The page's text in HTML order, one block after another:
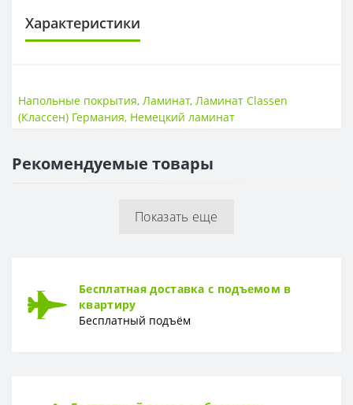
Характеристики
Класс износостойкости
НАЛИЧИЕ ФАСКИ
Напольные покрытия, Ламинат, Ламинат Classen
(Классен) Германия, Немецкий ламинат
Рекомендуемые товары
Показать еще
Бесплатная доставка с подъемом в
квартиру
Бесплатный подъём